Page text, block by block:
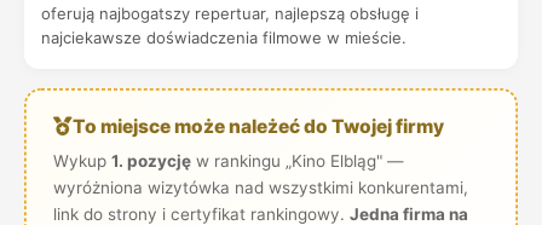
oferują najbogatszy repertuar, najlepszą obsługę i
najciekawsze doświadczenia filmowe w mieście.
To miejsce może należeć do Twojej firmy
Wykup 1. pozycjęw rankingu „Kino Elbląg" —
wyróżniona wizytówka nad wszystkimi konkurentami,
link do strony i certyfikat rankingowy. Jedna firma na